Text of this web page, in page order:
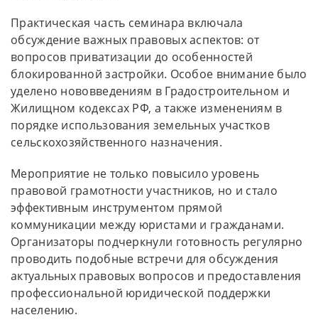
Практическая часть семинара включала
обсуждение важных правовых аспектов: от
вопросов приватизации до особенностей
блокированной застройки. Особое внимание было
уделено нововведениям в Градостроительном и
Жилищном кодексах РФ, а также изменениям в
порядке использования земельных участков
сельскохозяйственного назначения.
Мероприятие не только повысило уровень
правовой грамотности участников, но и стало
эффективным инструментом прямой
коммуникации между юристами и гражданами.
Организаторы подчеркнули готовность регулярно
проводить подобные встречи для обсуждения
актуальных правовых вопросов и предоставления
профессиональной юридической поддержки
населению.